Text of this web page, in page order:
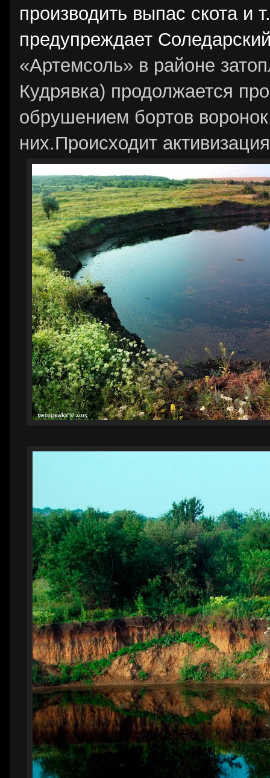
производить выпас скота и
предупреждает
«Артемсоль» в районе
Кудрявка) продолжается
обрушением бортов
них.Происходит